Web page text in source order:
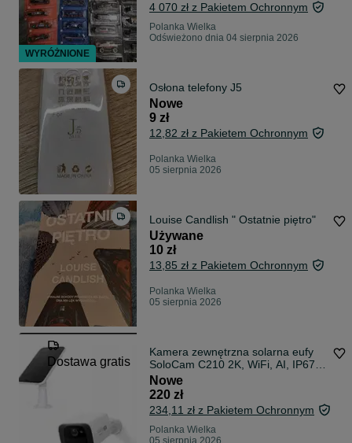
4 070 zł z Pakietem Ochronnym
Polanka Wielka
Odświeżono dnia 04 sierpnia 2026
Osłona telefony J5
Nowe
9 zł
12,82 zł z Pakietem Ochronnym
Polanka Wielka
05 sierpnia 2026
Louise Candlish " Ostatnie piętro"
Używane
10 zł
13,85 zł z Pakietem Ochronnym
Polanka Wielka
05 sierpnia 2026
Dostawa gratis
Kamera zewnętrzna solarna eufy
SoloCam C210 2K, WiFi, AI, IP67,
8GB
Nowe
220 zł
234,11 zł z Pakietem Ochronnym
Polanka Wielka
WYRÓŻNIONE